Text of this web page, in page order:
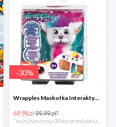
-30%
Wrapples Maskotka Interaktywna w super cenie
69.98 zł99.99 zł*